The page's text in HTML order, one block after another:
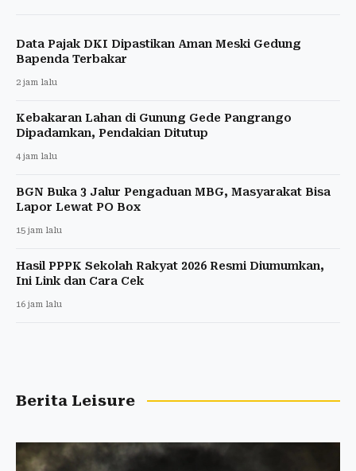
Data Pajak DKI Dipastikan Aman Meski Gedung
Bapenda Terbakar
2 jam lalu
Kebakaran Lahan di Gunung Gede Pangrango
Dipadamkan, Pendakian Ditutup
4 jam lalu
BGN Buka 3 Jalur Pengaduan MBG, Masyarakat Bisa
Lapor Lewat PO Box
15 jam lalu
Hasil PPPK Sekolah Rakyat 2026 Resmi Diumumkan,
Ini Link dan Cara Cek
16 jam lalu
Berita Leisure